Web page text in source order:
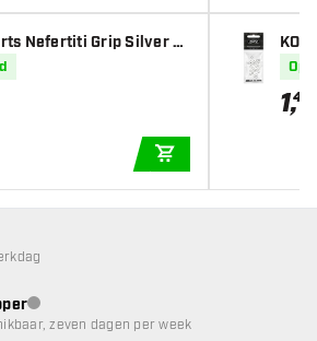
Nefertiti Grip Silver P
Op
1,45
klantenservice niet beschikbaar
zeven dagen per week